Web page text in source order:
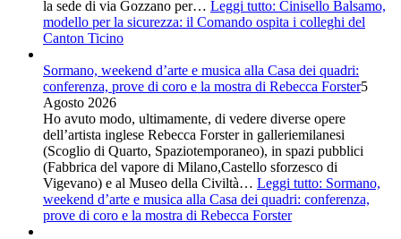
la sede di via Gozzano per… Leggi tutto: Cinisello Balsamo,
modello per la sicurezza: il Comando ospita i colleghi del
Canton Ticino
Sormano, weekend d’arte e musica alla Casa dei quadri:
conferenza, prove di coro e la mostra di Rebecca Forster5
Agosto 2026
Ho avuto modo, ultimamente, di vedere diverse opere
dell’artista inglese Rebecca Forster in galleriemilanesi
(Scoglio di Quarto, Spaziotemporaneo), in spazi pubblici
(Fabbrica del vapore di Milano,Castello sforzesco di
Vigevano) e al Museo della Civiltà… Leggi tutto: Sormano,
weekend d’arte e musica alla Casa dei quadri: conferenza,
prove di coro e la mostra di Rebecca Forster